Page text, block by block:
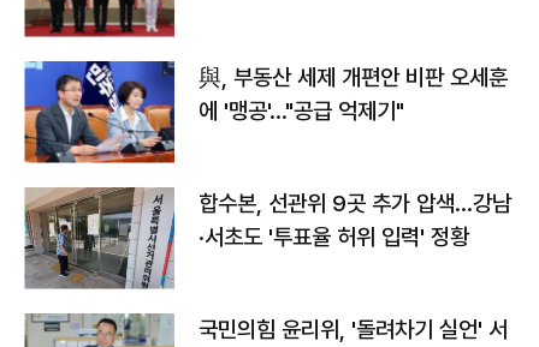
與, 부동산 세제 개편안 비판 오세훈
에 '맹공'…"공급 억제기"
합수본, 선관위 9곳 추가 압색…강남
·서초도 '투표율 허위 입력' 정황
국민의힘 윤리위, '돌려차기 실언' 서